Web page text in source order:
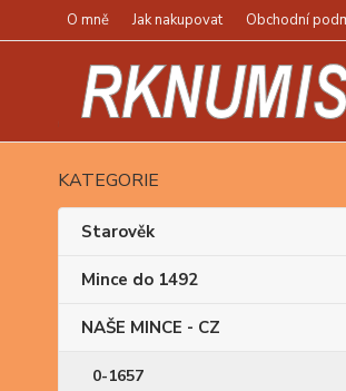
O mně Jak nakupovat Obchodní
KATEGORIE
Starověk
Mince do 1492
NAŠE MINCE - CZ
0-1657